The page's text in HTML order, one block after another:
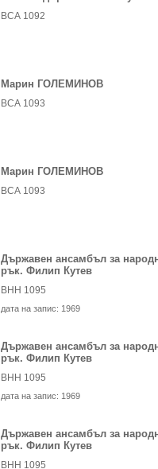
ВСА 1092
Марин ГОЛЕМИНОВ
ВСА 1093
Марин ГОЛЕМИНОВ
ВСА 1093
Държавен ансамбъл за
рък. Филип Кутев
ВНН 1095
дата на запис: 1969
Държавен ансамбъл за
рък. Филип Кутев
ВНН 1095
дата на запис: 1969
Държавен ансамбъл за
рък. Филип Кутев
ВНН 1095